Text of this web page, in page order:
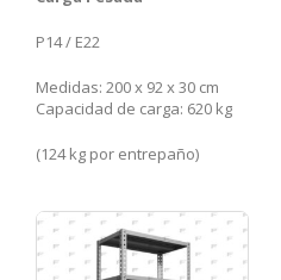
P14 / E22
Medidas: 200 x 92 x 30 cm
Capacidad de carga: 620 kg
(124 kg por entrepaño)